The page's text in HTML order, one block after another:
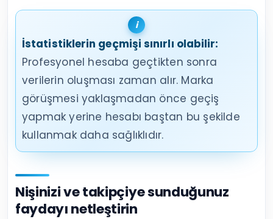
İstatistiklerin geçmişi sınırlı olabilir:
Profesyonel hesaba geçtikten sonra
verilerin oluşması zaman alır. Marka
görüşmesi yaklaşmadan önce geçiş
yapmak yerine hesabı baştan bu şekilde
kullanmak daha sağlıklıdır.
Nişinizi ve takipçiye sunduğunuz
faydayı netleştirin